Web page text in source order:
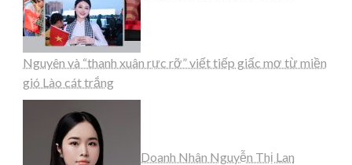
Nguyên và “thanh xuân rực rỡ” viết tiếp giấc mơ từ miền
gió Lào cát trắng
Doanh Nhân Nguyễn Thị Lan